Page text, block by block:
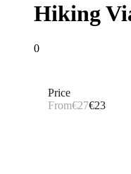
Hiking
0
Price
From€27€23